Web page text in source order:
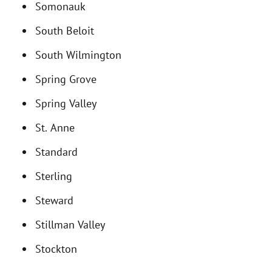
Somonauk
South Beloit
South Wilmington
Spring Grove
Spring Valley
St. Anne
Standard
Sterling
Steward
Stillman Valley
Stockton